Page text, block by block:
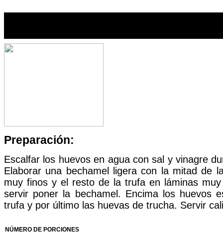
Preparación:
Escalfar los huevos en agua con sal y vinagre
Elaborar una bechamel ligera con la mitad de
muy finos y el resto de la trufa en láminas
servir poner la bechamel. Encima los huevos
trufa y por último las huevas de trucha. Servir
NÚMERO DE PORCIONES